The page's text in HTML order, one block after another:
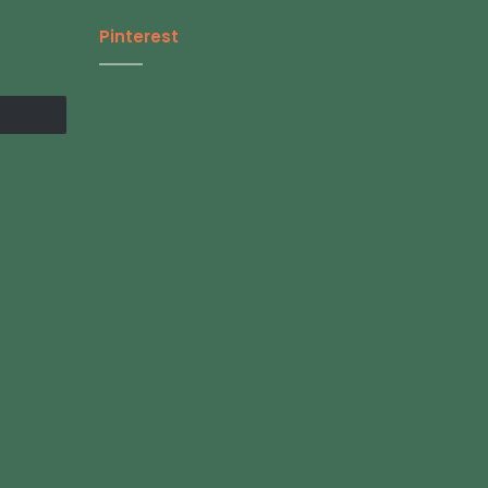
Pinterest